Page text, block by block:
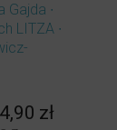
Gajda
LITZA
złAktualna